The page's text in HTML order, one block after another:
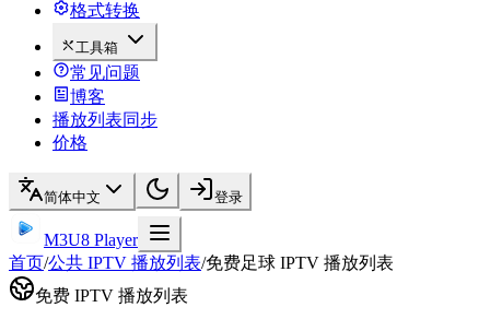
格式转换
工具箱
常见问题
博客
播放列表同步
价格
简体中文 登录
M3U8 Player
首页/公共 IPTV 播放列表/免费足球 IPTV 播放列表
免费 IPTV 播放列表